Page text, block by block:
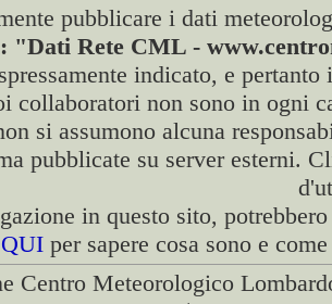
pubblicare i dati
"Dati Rete CML -
indicato, e
collaboratori non sono in ogni
si assumono alcuna
pubblicate su server esterni.
in questo sito,
QUI per sapere cosa sono e
Centro Meteorologico